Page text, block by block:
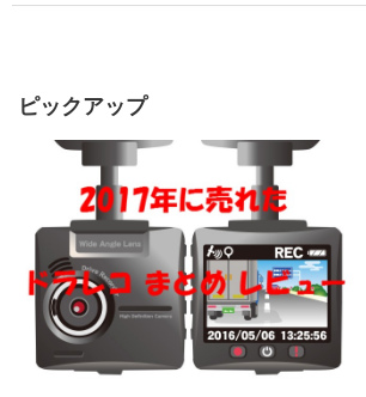
ピックアップ